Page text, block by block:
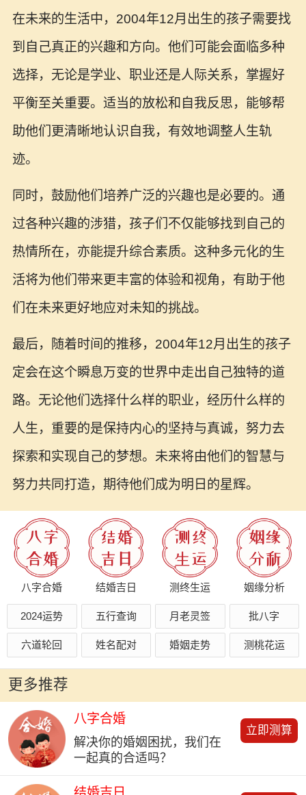
在未来的生活中，2004年12月出生的孩子需要找
到自己真正的兴趣和方向。他们可能会面临多种
选择，无论是学业、职业还是人际关系，掌握好
平衡至关重要。适当的放松和自我反思，能够帮
助他们更清晰地认识自我，有效地调整人生轨
迹。
同时，鼓励他们培养广泛的兴趣也是必要的。通
过各种兴趣的涉猎，孩子们不仅能够找到自己的
热情所在，亦能提升综合素质。这种多元化的生
活将为他们带来更丰富的体验和视角，有助于他
们在未来更好地应对未知的挑战。
最后，随着时间的推移，2004年12月出生的孩子
定会在这个瞬息万变的世界中走出自己独特的道
路。无论他们选择什么样的职业，经历什么样的
人生，重要的是保持内心的坚持与真诚，努力去
探索和实现自己的梦想。未来将由他们的智慧与
努力共同打造，期待他们成为明日的星辉。
八字合婚 结婚吉日 测终生运 姻缘分析
2024运势 五行查询 月老灵签 批八字
六道轮回 姓名配对 婚姻走势 测桃花运
更多推荐
八字合婚
解决你的婚姻困扰，我们在
一起真的合适吗？
立即测算